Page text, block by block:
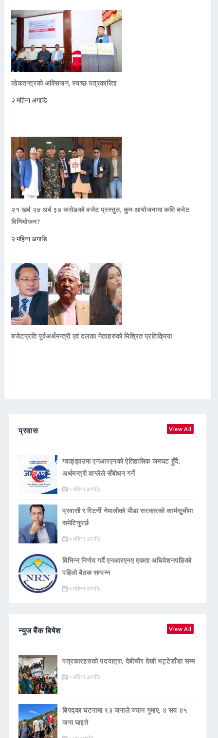
लोकतन्त्रको अक्सिजन, स्वच्छ पत्रकारिता
२ महिना अगाडि
२१ खर्ब २४ अर्ब ३४ करोडको बजेट प्रस्तुत, कुन आयोजनामा कति बजेट
विनियोजन?
२ महिना अगाडि
बजेटप्रति पूर्वअर्थमन्त्री एवं दलका नेताहरुको मिश्रित प्रतिक्रिया
प्रवास View All
ग्वाङ्झाउमा एनआरएनको ऐतिहासिक जमघट हुँदै,
अर्थमन्त्री वाग्लेले सँबोधन गर्ने
१ महिना अगाडि
प्रवासी र रिटर्नी नेपालीको पीडा सरकारको कार्यसूचीमा
समेटिनुपर्छ
४ महिना अगाडि
विभिन्न निर्णय गर्दै एनआरएनए एकता अधिवेशनपछिको
पहिलो बैठक सम्पन्न
५ महिना अगाडि
न्युज बैंक बिषेश View All
पत्रकारहरुको पदयात्रा, देबीचौर देखी भट्टेडाँडा सम्म
१ महिना अगाडि
बिपद्का घटनामा ९३ जनाले ज्यान गुमाए, ४ सय ४५
जना घाइते